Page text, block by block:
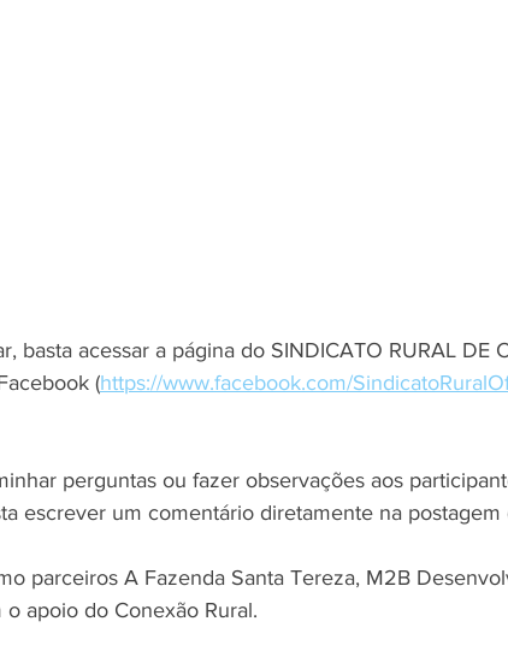
basta acessar a página do SINDICATO RURAL DE
(https://www.facebook.com/
escrever um comentário diretamente na
apoio do Conexão Rural.